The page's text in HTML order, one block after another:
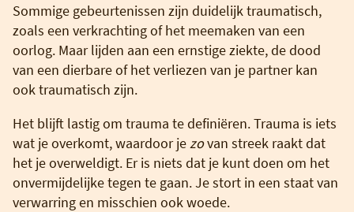
Sommige gebeurtenissen zijn duidelijk traumatisch,
zoals een verkrachting of het meemaken van een
oorlog. Maar lijden aan een ernstige ziekte, de dood
van een dierbare of het verliezen van je partner kan
ook traumatisch zijn.
Het blijft lastig om trauma te definiëren. Trauma is iets
wat je overkomt, waardoor jezovan streek raakt dat
het je overweldigt. Er is niets dat je kunt doen om het
onvermijdelijke tegen te gaan. Je stort in een staat van
verwarring en misschien ook woede.